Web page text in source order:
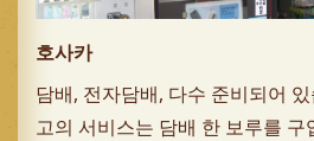
호사카
담배, 전자담배, 다수 준비되어
고의 서비스는 담배 한 보루를 구